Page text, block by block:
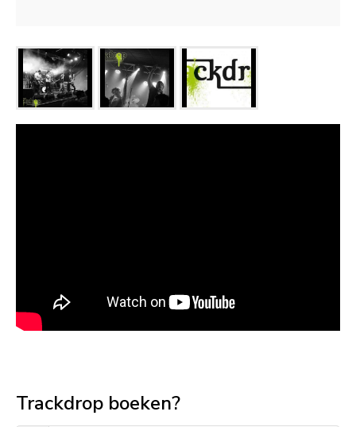
Trackdrop boeken?